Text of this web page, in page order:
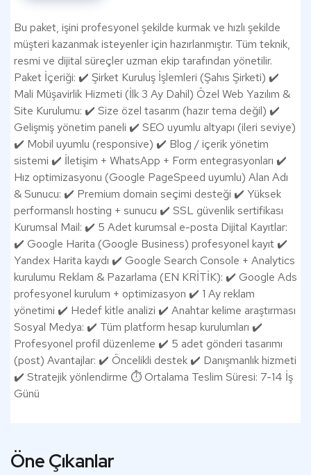
Bu paket, işini profesyonel şekilde kurmak ve hızlı şekilde
müşteri kazanmak isteyenler için hazırlanmıştır. Tüm teknik,
resmi ve dijital süreçler uzman ekip tarafından yönetilir.
Paket İçeriği: ✔️ Şirket Kuruluş İşlemleri (Şahıs Şirketi) ✔️
Mali Müşavirlik Hizmeti (İlk 3 Ay Dahil) Özel Web Yazılım &
Site Kurulumu: ✔️ Size özel tasarım (hazır tema değil) ✔️
Gelişmiş yönetim paneli ✔️ SEO uyumlu altyapı (ileri seviye)
✔️ Mobil uyumlu (responsive) ✔️ Blog / içerik yönetim
sistemi ✔️ İletişim + WhatsApp + Form entegrasyonları ✔️
Hız optimizasyonu (Google PageSpeed uyumlu) Alan Adı
& Sunucu: ✔️ Premium domain seçimi desteği ✔️ Yüksek
performanslı hosting + sunucu ✔️ SSL güvenlik sertifikası
Kurumsal Mail: ✔️ 5 Adet kurumsal e-posta Dijital Kayıtlar:
✔️ Google Harita (Google Business) profesyonel kayıt ✔️
Yandex Harita kaydı ✔️ Google Search Console + Analytics
kurulumu Reklam & Pazarlama (EN KRİTİK): ✔️ Google Ads
profesyonel kurulum + optimizasyon ✔️ 1 Ay reklam
yönetimi ✔️ Hedef kitle analizi ✔️ Anahtar kelime araştırması
Sosyal Medya: ✔️ Tüm platform hesap kurulumları ✔️
Profesyonel profil düzenleme ✔️ 5 adet gönderi tasarımı
(post) Avantajlar: ✔️ Öncelikli destek ✔️ Danışmanlık hizmeti
✔️ Stratejik yönlendirme ⏱️ Ortalama Teslim Süresi: 7-14 İş
Günü
Öne Çıkanlar